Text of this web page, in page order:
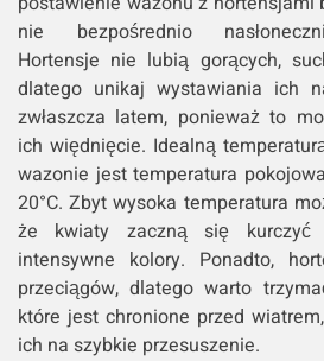
nie bezpośrednio
Hortensje nie lubią gorących,
dlatego unikaj wystawiania ich
zwłaszcza latem, ponieważ to
ich więdnięcie. Idealną
wazonie jest temperatura
20°C. Zbyt wysoka temperatura
że kwiaty zaczną się
intensywne kolory. Ponadto,
przeciągów, dlatego warto
które jest chronione przed
ich na szybkie przesuszenie.